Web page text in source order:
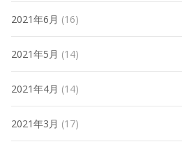
2021年6月 (16)
2021年5月 (14)
2021年4月 (14)
2021年3月 (17)